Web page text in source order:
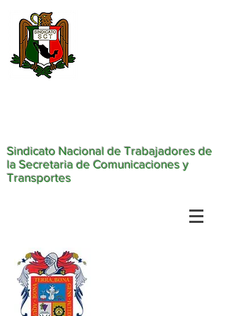
Sindicato Nacional de Trabajadores de
la Secretaria de Comunicaciones y
Transportes